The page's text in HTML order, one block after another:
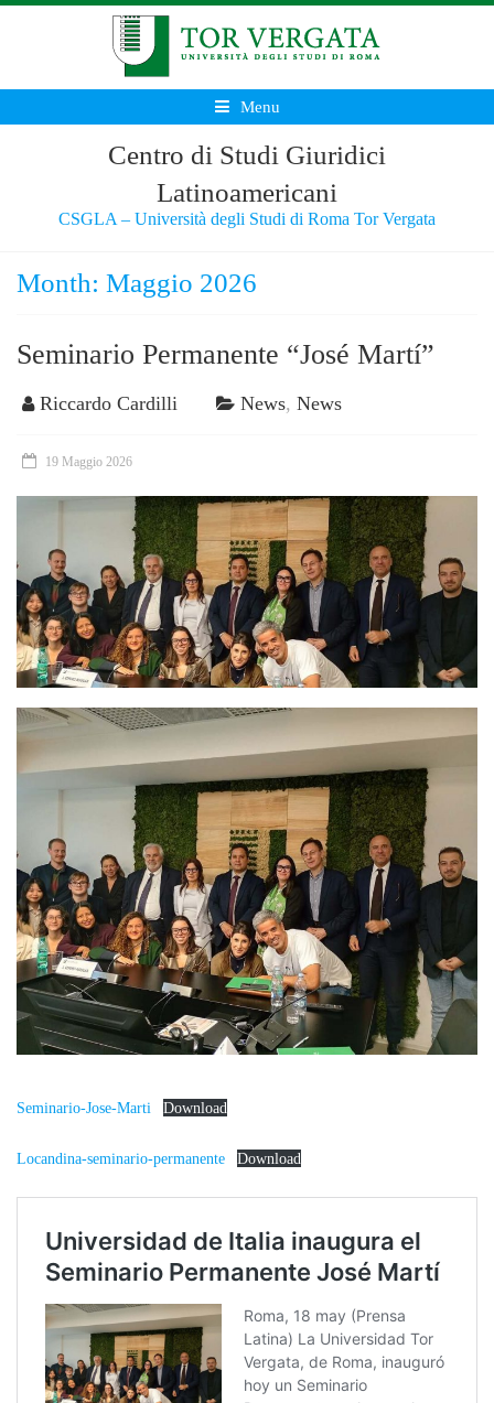
Menu
Centro di Studi Giuridici
Latinoamericani
CSGLA – Università degli Studi di Roma Tor Vergata
Month: Maggio 2026
Seminario Permanente “José Martí”
Riccardo Cardilli News, News
19 Maggio 2026
Seminario-Jose-Marti Download
Locandina-seminario-permanente Download